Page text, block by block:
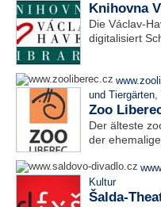
Knihovna
Die Václav-
digitalisiert
und Tiergärten,
Zoo
Der älteste
der
Kultur
Šalda-